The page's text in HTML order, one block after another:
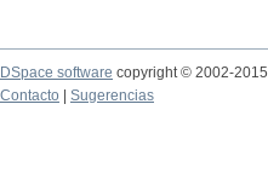
DSpace software copyright © 2002-2015
Contacto
Sugerencias